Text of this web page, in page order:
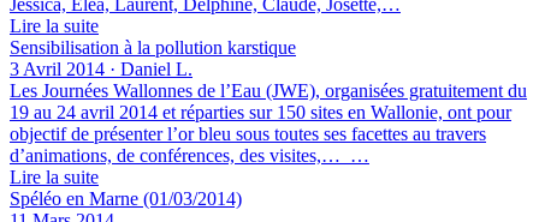
Lire la suite
Sensibilisation à la pollution karstique
3 Avril 2014 · Daniel L.
Les Journées Wallonnes de l’Eau (JWE), organisées gratuitement du
19 au 24 avril 2014 et réparties sur 150 sites en Wallonie, ont pour
objectif de présenter l’or bleu sous toutes ses facettes au travers
d’animations, de conférences, des visites,… …
Lire la suite
Spéléo en Marne (01/03/2014)